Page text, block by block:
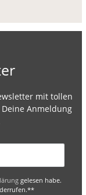
mit tollen
Anmeldung
gelesen habe.